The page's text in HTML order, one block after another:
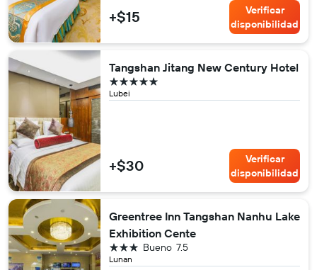
+$15
Verificar
disponibilidad
Tangshan Jitang New Century Hotel
Lubei
5 estrellas
+$30
Verificar
disponibilidad
Greentree Inn Tangshan Nanhu Lake
Exhibition Cente
Lunan
7.5
Bueno
3 estrellas